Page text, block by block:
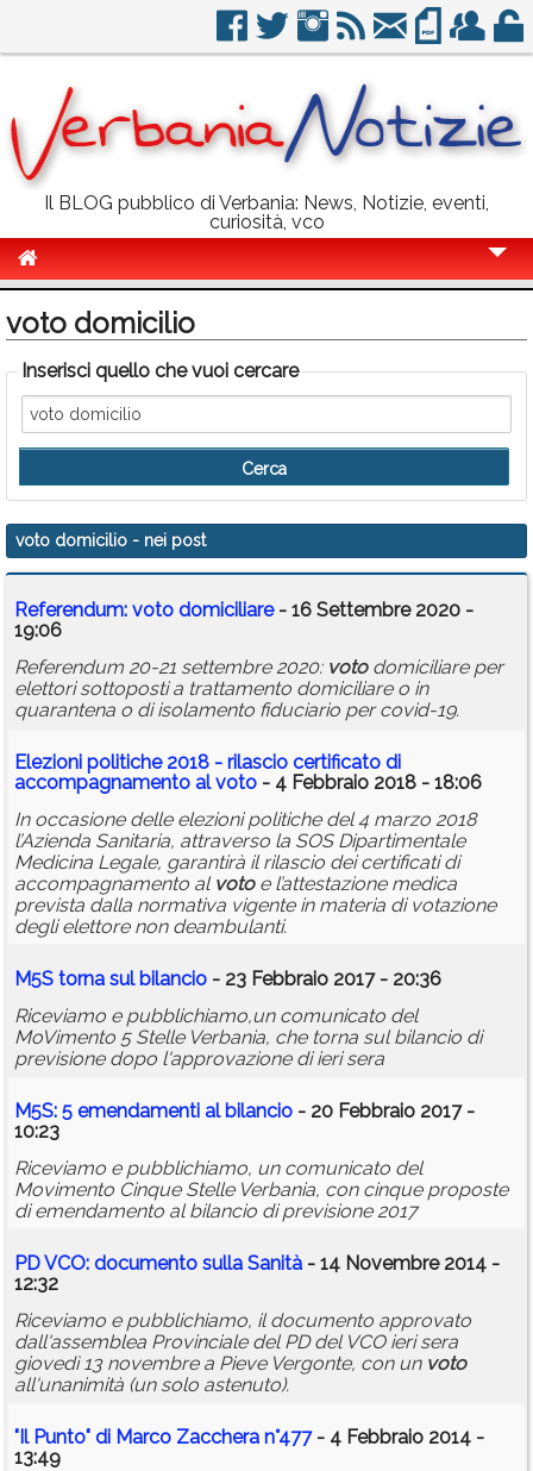
Il BLOG pubblico di Verbania: News, Notizie, eventi,
curiosità, vco
Politica
Sport
Eventi
Info Utili
Rubriche
Calendario
Annunci
voto domicilio
Inserisci quello che vuoi cercare
voto domicilio - nei post
Referendum: voto domiciliare- 16 Settembre 2020 -
19:06
Referendum 20-21 settembre 2020: votodomiciliare per
elettori sottoposti a trattamento domiciliare o in
quarantena o di isolamento fiduciario per covid-19.
Elezioni politiche 2018 - rilascio certificato di
accompagnamento alvoto - 4 Febbraio 2018 - 18:06
In occasione delle elezioni politiche del 4 marzo 2018
l’Azienda Sanitaria, attraverso la SOS Dipartimentale
Medicina Legale, garantirà il rilascio dei certificati di
accompagnamento al votoe l’attestazione medica
prevista dalla normativa vigente in materia di votazione
degli elettore non deambulanti.
M5S torna sul bilancio - 23 Febbraio 2017 - 20:36
Riceviamo e pubblichiamo,un comunicato del
MoVimento 5 Stelle Verbania, che torna sul bilancio di
previsione dopo l'approvazione di ieri sera
M5S: 5 emendamenti al bilancio - 20 Febbraio 2017 -
10:23
Riceviamo e pubblichiamo, un comunicato del
Movimento Cinque Stelle Verbania, con cinque proposte
di emendamento al bilancio di previsione 2017
PD VCO: documento sulla Sanità - 14 Novembre 2014 -
12:32
Riceviamo e pubblichiamo, il documento approvato
dall'assemblea Provinciale del PD del VCO ieri sera
giovedì 13 novembre a Pieve Vergonte, con un voto
all'unanimità (un solo astenuto).
"Il Punto" di Marco Zacchera n°477- 4 Febbraio 2014 -
13:49